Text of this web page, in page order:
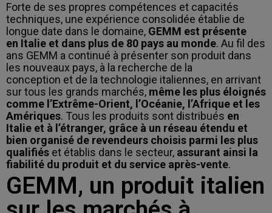
Forte de ses propres compétences et capacités
techniques, une expérience consolidée établie de
longue date dans le domaine, GEMM est présente
en Italie et dans plus de 80 pays au monde. Au fil des
ans GEMM a continué à présenter son produit dans
les nouveaux pays, à la recherche de la
conception et de la technologie italiennes, en arrivant
sur tous les grands marchés, même les plus éloignés
comme l’Extrême-Orient, l’Océanie, l’Afrique et les
Amériques. Tous les produits sont distribués en
Italie et à l’étranger, grâce à un réseau étendu et
bien organisé de revendeurs choisis parmi les plus
qualifiés et établis dans le secteur, assurant ainsi la
fiabilité du produit et du service après-vente.
GEMM, un produit italien